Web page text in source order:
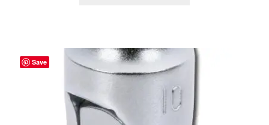
Save